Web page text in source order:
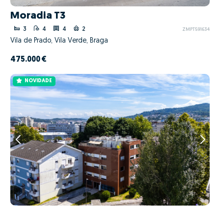
Moradia T3
3 4 4 2 ZMPT591634
Vila de Prado, Vila Verde, Braga
475.000 €
NOVIDADE